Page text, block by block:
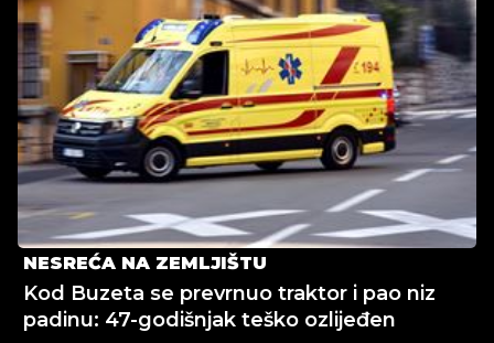
NESREĆA NA ZEMLJIŠTU
Kod Buzeta se prevrnuo traktor i pao niz
padinu: 47-godišnjak teško ozlijeđen